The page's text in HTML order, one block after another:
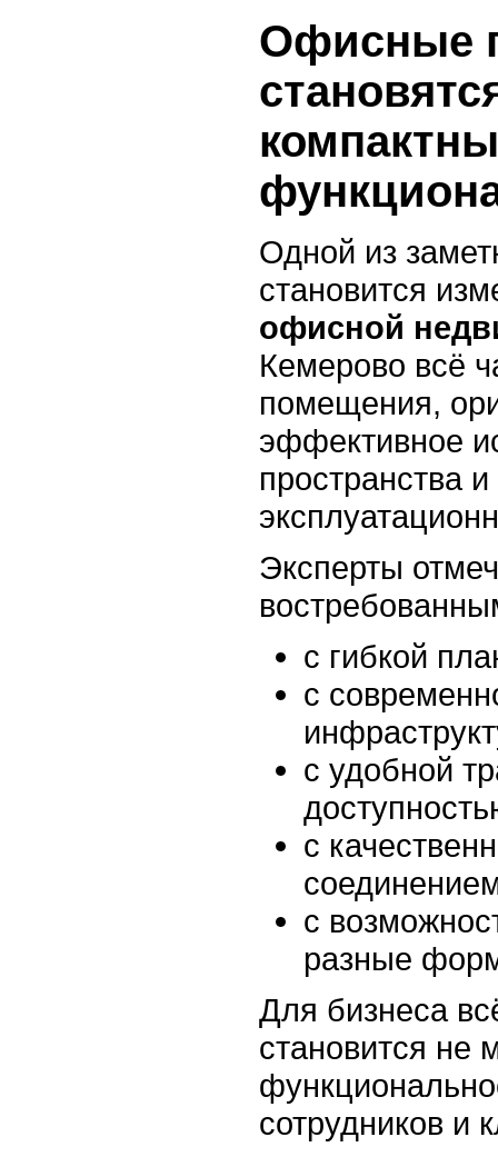
Офисные
Одной из
становится
офисной
Кемерово всё
помещения,
эффективное
пространства
Эксперты
с гибкой
с
с удобной
с
с
разные
Для бизнеса
становится не
сотрудников и